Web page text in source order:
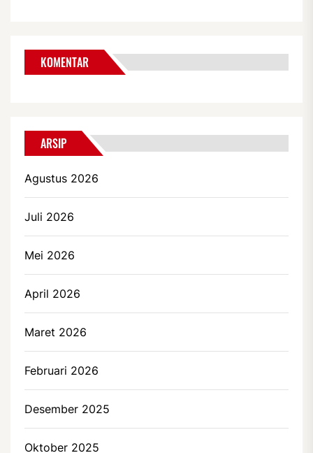
KOMENTAR
ARSIP
Agustus 2026
Juli 2026
Mei 2026
April 2026
Maret 2026
Februari 2026
Desember 2025
Oktober 2025